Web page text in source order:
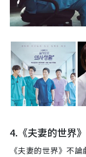
4. 《夫妻的世界》
《夫妻的世界》 不論